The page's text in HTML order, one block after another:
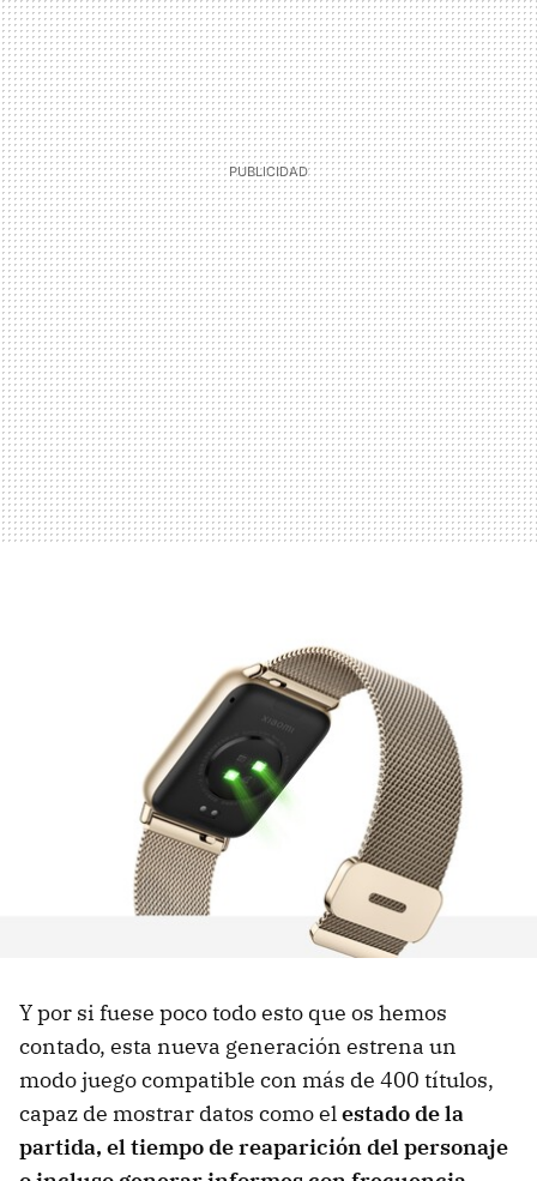
Y por si fuese poco todo esto que os hemos
contado, esta nueva generación estrena un
modo juego compatible con más de 400 títulos,
capaz de mostrar datos como elestado de la
partida, el tiempo de reaparición del personaje